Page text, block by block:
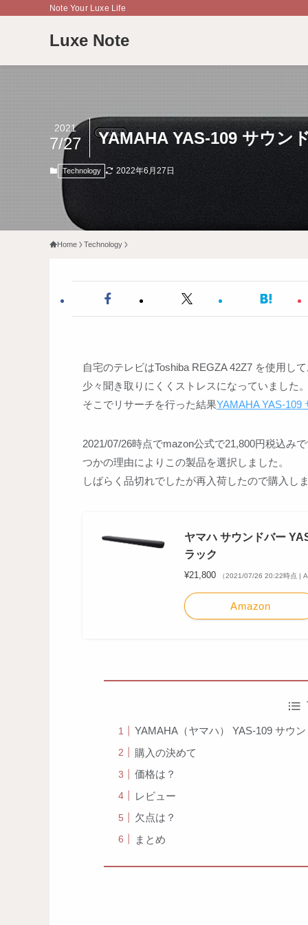
Note Your Luxe Life
Luxe Note
YAMAHA YAS-109 サウン
2021
7/27
Technology 2022年6月27日
Home Technology
自宅のテレビはToshiba REGZA 42Z7 を使用し
少々聞き取りにくくストレスになっていました
そこでリサーチを行った結果YAMAHA YAS-109
2021/07/26時点でmazon公式で21,800円税込み
つかの理由によりこの製品を選択しました。
しばらく品切れでしたが再入荷したので購入し
ヤマハ サウンドバー
ラック
¥21,800 （2021/07/26 20:22時点 |
Amazon
YAMAHA（ヤマハ） YAS-109 サウ
購入の決めて
価格は？
レビュー
欠点は？
まとめ